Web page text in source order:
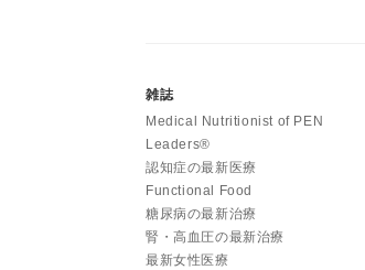
雑誌
Medical Nutritionist of PEN
Leaders®
認知症の最新医療
Functional Food
糖尿病の最新治療
腎・高血圧の最新治療
最新女性医療